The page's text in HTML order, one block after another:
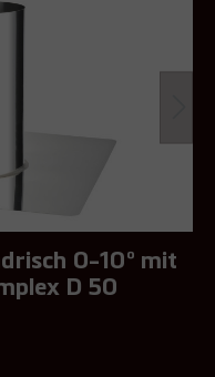
0-10° mit
D 50